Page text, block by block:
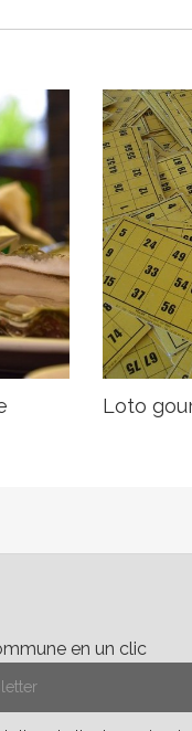
Loto
en un clic